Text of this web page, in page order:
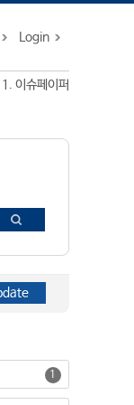
Login
1. 이슈페이퍼
1